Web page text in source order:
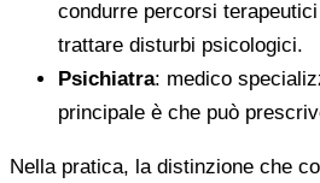
condurre percorsi
trattare disturbi psicologici.
Psichiatra: medico
principale è che può
Nella pratica, la distinzione che